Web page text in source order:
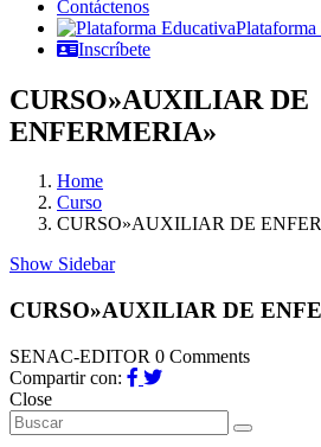
Contáctenos
Inscríbete
CURSO»AUXILIAR DE
ENFERMERIA»
Home
Curso
CURSO»AUXILIAR DE
Show Sidebar
CURSO»AUXILIAR DE
SENAC-EDITOR 0 Comments
Compartir con:
Close